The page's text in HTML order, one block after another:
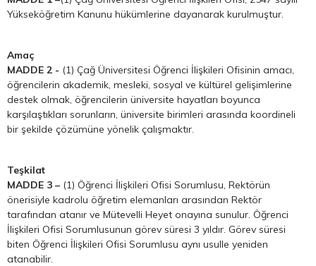
Yükseköğretim Kanunu hükümlerine dayanarak kurulmuştur.
Amaç
MADDE 2 - (1) Çağ Üniversitesi Öğrenci İlişkileri Ofisinin amacı,
öğrencilerin akademik, mesleki, sosyal ve kültürel gelişimlerine
destek olmak, öğrencilerin üniversite hayatları boyunca
karşılaştıkları sorunların, üniversite birimleri arasında koordineli
bir şekilde çözümüne yönelik çalışmaktır.
Teşkilat
MADDE 3 – (1) Öğrenci İlişkileri Ofisi Sorumlusu, Rektörün
önerisiyle kadrolu öğretim elemanları arasından Rektör
tarafından atanır ve Mütevelli Heyet onayına sunulur. Öğrenci
İlişkileri Ofisi Sorumlusunun görev süresi 3 yıldır. Görev süresi
biten Öğrenci İlişkileri Ofisi Sorumlusu aynı usulle yeniden
atanabilir.